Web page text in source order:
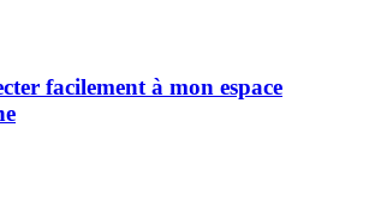
facilement à mon espace